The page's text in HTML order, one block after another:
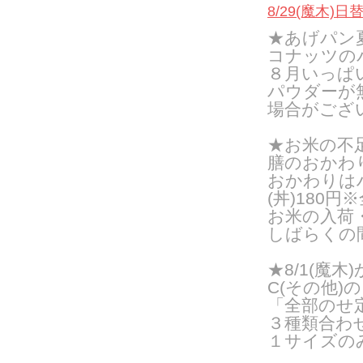
8/29(魔木)日
★あげパン
コナッツ
８月いっぱ
パウダーが
場合がござ
★お米の不
膳のおかわ
おかわりは
(丼)180円※
お米の入荷
しばらくの
★8/1(魔木)
C(その他)
「全部の
３種類合わ
１サイズ